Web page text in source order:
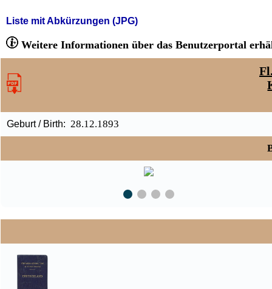
Liste mit Abkürzungen (JPG)
Weitere Informationen über das Benutzerportal
Geburt / Birth: 28.12.1893